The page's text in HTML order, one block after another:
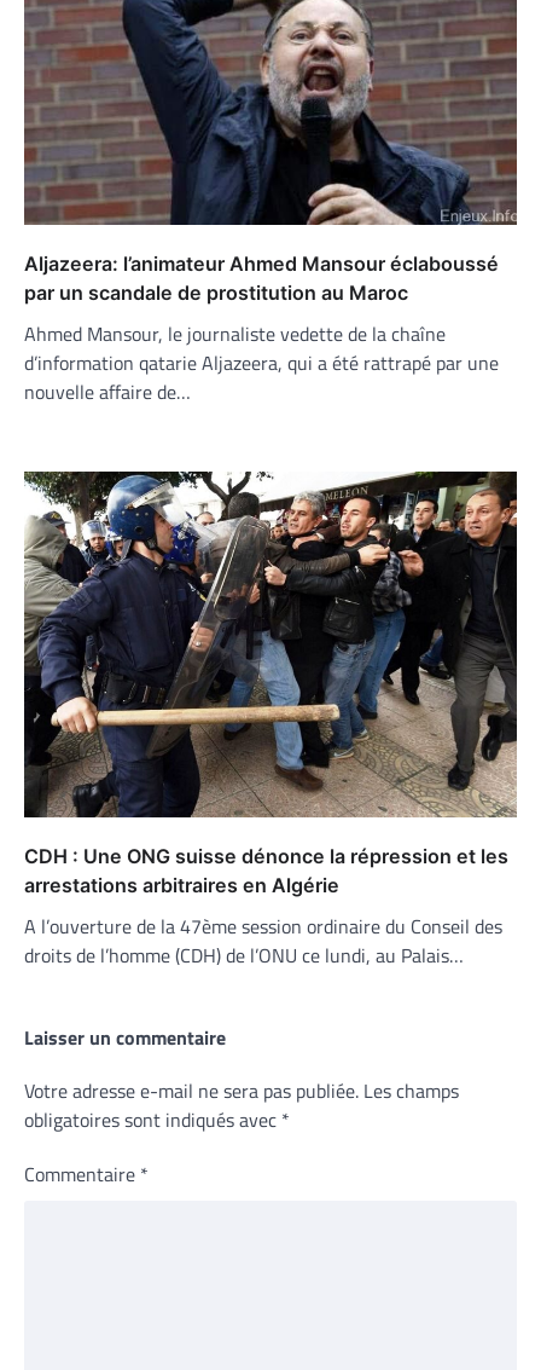
Aljazeera: l’animateur Ahmed Mansour éclaboussé
par un scandale de prostitution au Maroc
Ahmed Mansour, le journaliste vedette de la chaîne
d’information qatarie Aljazeera, qui a été rattrapé par une
nouvelle affaire de…
CDH : Une ONG suisse dénonce la répression et les
arrestations arbitraires en Algérie
A l’ouverture de la 47ème session ordinaire du Conseil des
droits de l’homme (CDH) de l’ONU ce lundi, au Palais…
Laisser un commentaire
Votre adresse e-mail ne sera pas publiée. Les champs
obligatoires sont indiqués avec *
Commentaire *